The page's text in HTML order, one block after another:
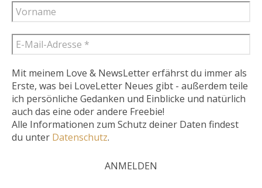
Mit meinem Love & NewsLetter erfährst du immer als
Erste, was bei LoveLetter Neues gibt - außerdem teile
ich persönliche Gedanken und Einblicke und natürlich
auch das eine oder andere Freebie!
Alle Informationen zum Schutz deiner Daten findest
du unter Datenschutz.
Diese Website verwendet Cookies – nähere Informationen dazu
und zu Ihren Rechten als Benutzer finden Sie in meiner
Datenschutzerklärung. Klicken Sie auf „Ich stimme zu“, um
Ich stimme zu.